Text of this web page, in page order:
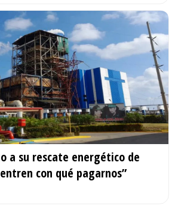
a su rescate energético de
con qué pagarnos”